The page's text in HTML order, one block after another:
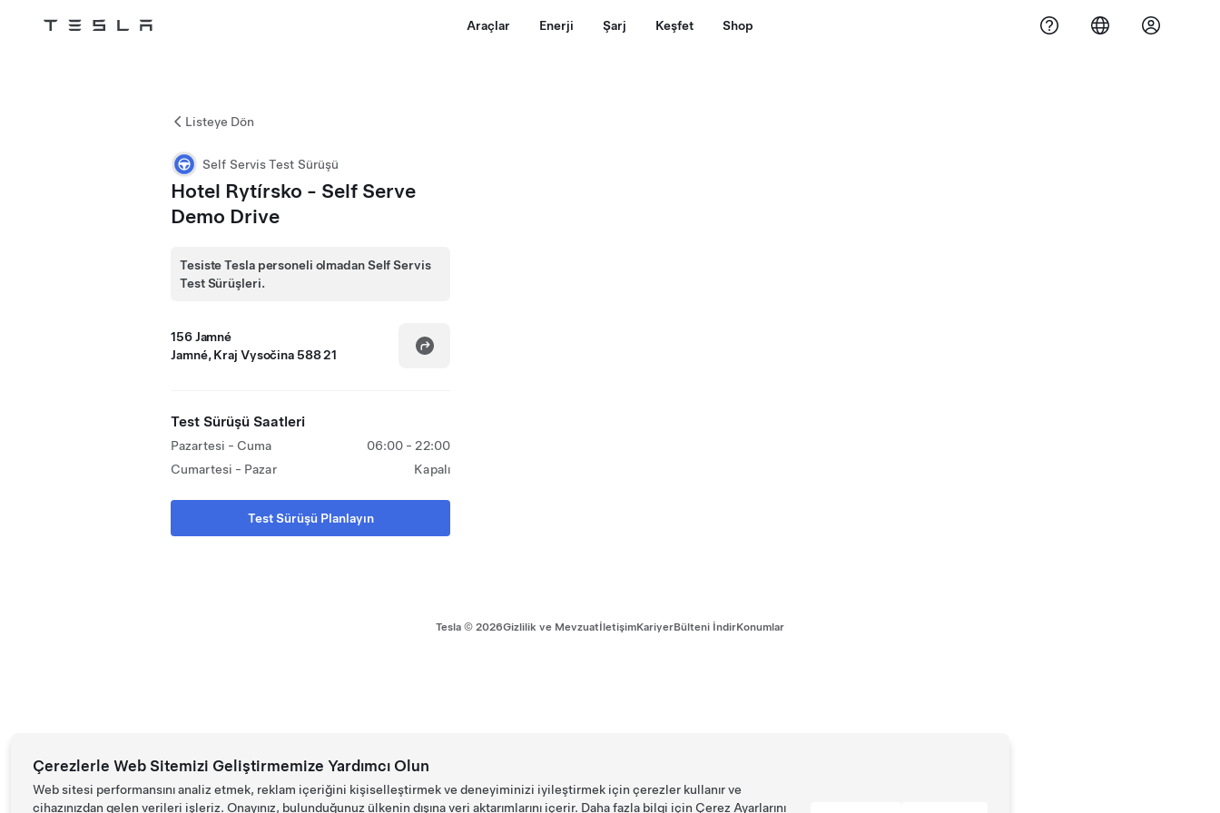
Tesla Araçlar Enerji Şarj Keşfet Shop
Listeye Dön
Self Servis Test Sürüşü
Hotel Rytírsko - Self Serve
Demo Drive
Tesiste Tesla personeli olmadan Self Servis
Test Sürüşleri.
156 Jamné
Jamné, Kraj Vysočina 588 21
Test Sürüşü Saatleri
Pazartesi - Cuma
06:00 - 22:00
Cumartesi - Pazar
Kapalı
Test Sürüşü Planlayın
Tesla © 2026Gizlilik ve MevzuatİletişimKariyerBülteni İndirKonumlar
Çerezlerle Web Sitemizi Geliştirmemize Yardımcı Olun
Web sitesi performansını analiz etmek, reklam içeriğini kişiselleştirmek ve deneyiminizi iyileştirmek için çerezler kullanır ve
cihazınızdan gelen verileri işleriz. Onayınız, bulunduğunuz ülkenin dışına veri aktarımlarını içerir. Daha fazla bilgi için Çerez Ayarlarını